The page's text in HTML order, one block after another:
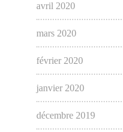
avril 2020
mars 2020
février 2020
janvier 2020
décembre 2019